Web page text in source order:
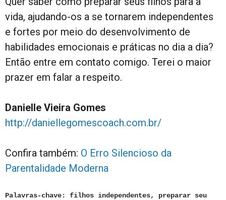
vida, ajudando-os a se tornarem independentes
e fortes por meio do desenvolvimento de
habilidades emocionais e práticas no dia a dia?
Então entre em contato comigo. Terei o maior
prazer em falar a respeito.
Danielle Vieira Gomes
http://daniellegomescoach.com.br/
Confira também: O Erro Silencioso da
Parentalidade Moderna
Palavras-chave: filhos independentes, preparar seu